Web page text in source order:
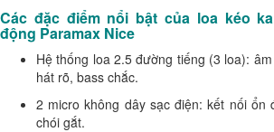
Các đặc điểm nổi bật của loa kéo
động Paramax Nice
Hệ thống loa 2.5 đường tiếng (3 loa):
hát rõ, bass chắc.
2 micro không dây sạc điện: kết nối ổn
chói gắt.